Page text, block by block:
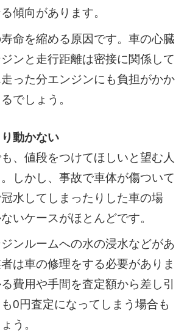
傾向があります。
命を縮める原因です。車の心臓
ンと走行距離は密接に関係して
った分エンジンにも負担がかか
でしょう。
動かない
、値段をつけてほしいと望む人
しかし、事故で車体が傷ついて
水してしまったりした車の場
いケースがほとんどです。
ンルームへの水の浸水などがあ
は車の修理をする必要がありま
費用や手間を査定額から差し引
0円査定になってしまう場合も
う。